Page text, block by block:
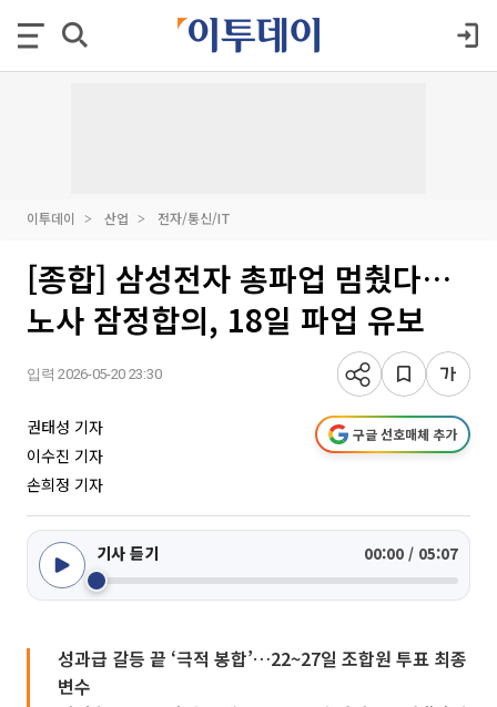
이투데이 산업 전자/통신/IT
[종합] 삼성전자 총파업 멈췄다…
노사 잠정합의, 18일 파업 유보
입력 2026-05-20 23:30
권태성 기자
이수진 기자
손희정 기자
구글 선호매체 추가
기사 듣기 00:00 / 05:07
성과급 갈등 끝 ‘극적 봉합’…22~27일 조합원 투표 최종
변수